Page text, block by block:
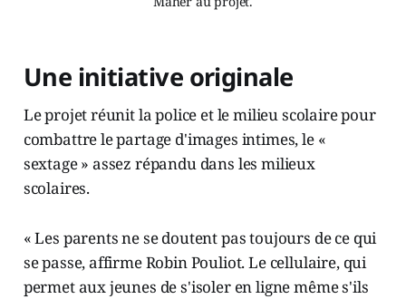
Une initiative originale
Le projet réunit la police et le milieu scolaire pour
combattre le partage d'images intimes, le «
sextage » assez répandu dans les milieux
scolaires.
« Les parents ne se doutent pas toujours de ce qui
se passe, affirme Robin Pouliot. Le cellulaire, qui
permet aux jeunes de s'isoler en ligne même s'ils